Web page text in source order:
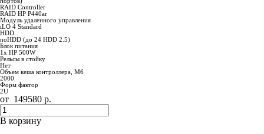
RAID Controller
RAID HP P440ar
Модуль удаленного управления
iLO 4 Standard
HDD
noHDD (до 24 HDD 2.5)
Блок питания
1x HP 500W
Рельсы в стойку
Нет
Объем кеша контроллера, Мб
2000
Форм фактор
2U
от 149580 р.
В корзину